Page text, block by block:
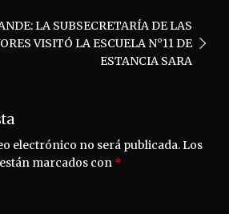
LA SUBSECRETARÍA DE LAS
VISITÓ LA ESCUELA N°11 DE
ESTANCIA SARA
electrónico no será publicada.Los
marcados con *